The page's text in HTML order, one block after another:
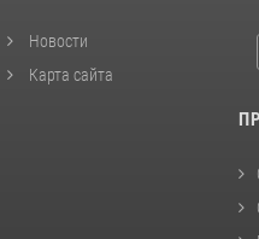
Новости
Карта сайта